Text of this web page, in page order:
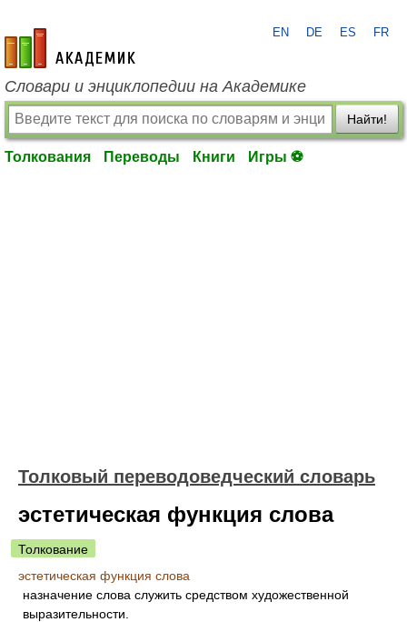
academic.ru
EN DE ES FR
Словари и энциклопедии на Академике
Найти!
Толкования Переводы Книги Игры ⚽
Толковый переводоведческий словарь
эстетическая функция слова
Толкование
эстетическая функция слова
назначение слова служить средством художественной
выразительности.